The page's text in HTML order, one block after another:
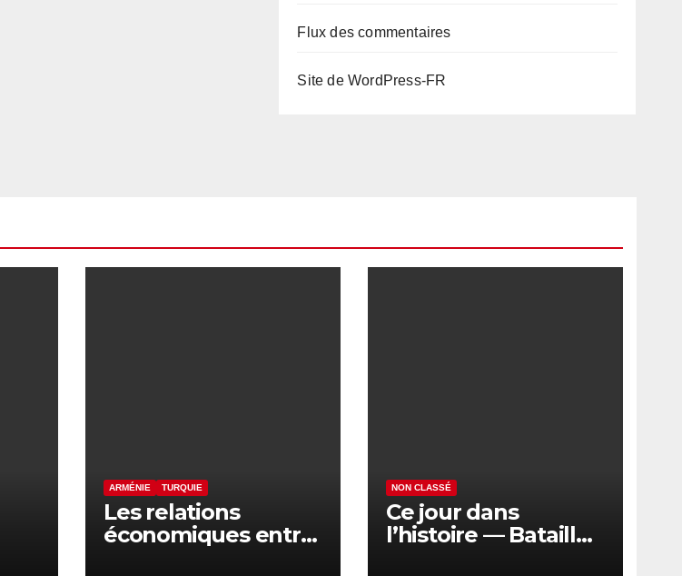
Flux des commentaires
Site de WordPress-FR
ARMÉNIE TURQUIE
Les relations
économiques entre
NON CLASSÉ
Ce jour dans
l’histoire — Bataille